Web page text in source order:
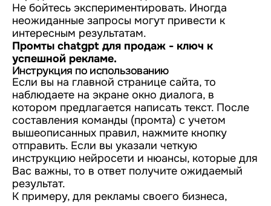
Не бойтесь экспериментировать. Иногда
неожиданные запросы могут привести к
интересным результатам.
Промты chatgpt для продаж - ключ к
успешной рекламе.
Инструкция по использованию
Если вы на главной странице сайта, то
наблюдаете на экране окно диалога, в
котором предлагается написать текст. После
составления команды (промта) с учетом
вышеописанных правил, нажмите кнопку
отправить. Если вы указали четкую
инструкцию нейросети и нюансы, которые для
Вас важны, то в ответ получите ожидаемый
результат.
К примеру, для рекламы своего бизнеса,